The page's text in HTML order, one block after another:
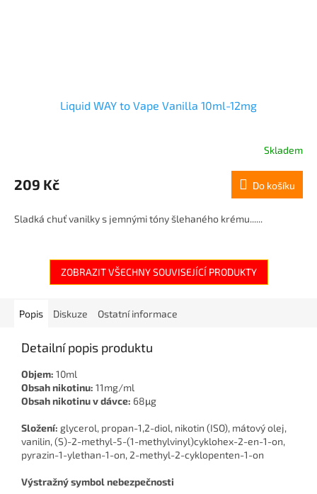
Liquid WAY to Vape Vanilla 10ml-12mg
Skladem
209 Kč Do košíku
Sladká chuť vanilky s jemnými tóny šlehaného krému......
ZOBRAZIT VŠECHNY SOUVISEJÍCÍ PRODUKTY
Popis Diskuze Ostatní informace
Detailní popis produktu
Objem: 10ml
Obsah nikotinu: 11mg/ml
Obsah nikotinu v dávce: 68μg
Složení: glycerol, propan-1,2-diol, nikotin (ISO), mátový olej,
vanilin, (S)-2-methyl-5-(1-methylvinyl)cyklohex-2-en-1-on,
pyrazin-1-ylethan-1-on, 2-methyl-2-cyklopenten-1-on
Výstražný symbol nebezpečnosti